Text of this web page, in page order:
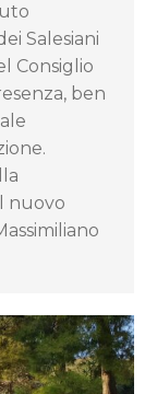
Salesiani
Consiglio
ben
nuovo